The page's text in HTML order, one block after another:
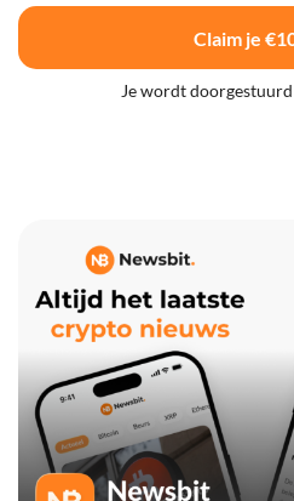
Claim je
Je wordt